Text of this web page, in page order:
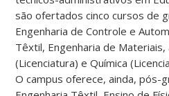
são ofertados cinco cursos de
Engenharia de Controle e
Têxtil, Engenharia de
(Licenciatura) e Química
O campus oferece, ainda, pós-